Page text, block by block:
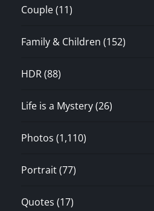
Couple(11)
Family & Children (152)
HDR(88)
Life is a Mystery(26)
Photos (1,110)
Portrait(77)
Quotes (17)